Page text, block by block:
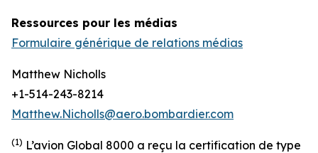
Ressources pour les médias
Formulaire générique de relations médias
Matthew Nicholls
+1-514-243-8214
Matthew.Nicholls@aero.bombardier.com
(1) L’avion Global 8000 a reçu la certification de type